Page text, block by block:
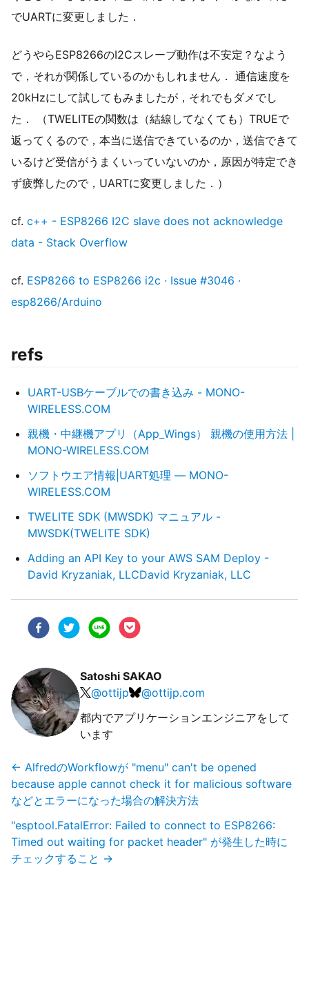
でUARTに変更しました．
どうやらESP8266のI2Cスレーブ動作は不安定？なよう
で，それが関係しているのかもしれません． 通信速度を
20kHzにして試してもみましたが，それでもダメでし
た． （TWELITEの関数は（結線してなくても）TRUEで
返ってくるので，本当に送信できているのか，送信できて
いるけど受信がうまくいっていないのか，原因が特定でき
ず疲弊したので，UARTに変更しました．）
cf. c++ - ESP8266 I2C slave does not acknowledge
data - Stack Overflow
cf. ESP8266 to ESP8266 i2c · Issue #3046 ·
esp8266/Arduino
refs
UART-USBケーブルでの書き込み - MONO-
WIRELESS.COM
親機・中継機アプリ（App_Wings） 親機の使用方法 |
MONO-WIRELESS.COM
ソフトウエア情報|UART処理 — MONO-
WIRELESS.COM
TWELITE SDK (MWSDK) マニュアル -
MWSDK(TWELITE SDK)
Adding an API Key to your AWS SAM Deploy -
David Kryzaniak, LLCDavid Kryzaniak, LLC
Satoshi SAKAO
@ottijp @ottijp.com
都内でアプリケーションエンジニアをして
います
← AlfredのWorkflowが "menu" can't be opened
because apple cannot check it for malicious software
などとエラーになった場合の解決方法
"esptool.FatalError: Failed to connect to ESP8266:
Timed out waiting for packet header" が発生した時に
チェックすること →